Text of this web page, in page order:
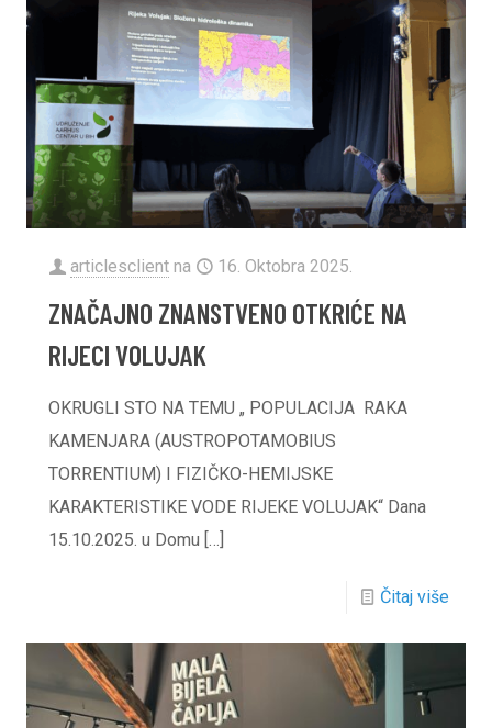
articlesclient na 16. Oktobra 2025.
ZNAČAJNO ZNANSTVENO OTKRIĆE NA
RIJECI VOLUJAK
OKRUGLI STO NA TEMU „ POPULACIJA RAKA
KAMENJARA (AUSTROPOTAMOBIUS
TORRENTIUM) I FIZIČKO-HEMIJSKE
KARAKTERISTIKE VODE RIJEKE VOLUJAK“ Dana
15.10.2025. u Domu […]
Čitaj više